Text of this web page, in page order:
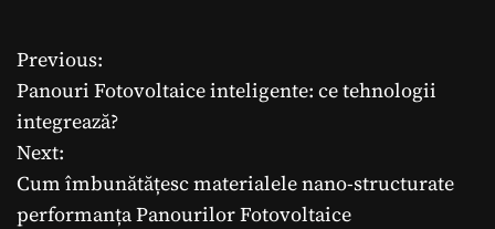
N
a
v
i
Previous:
Panouri Fotovoltaice inteligente: ce tehnologii
integrează?
Next:
Cum îmbunătățesc materialele nano-structurate
performanța Panourilor Fotovoltaice